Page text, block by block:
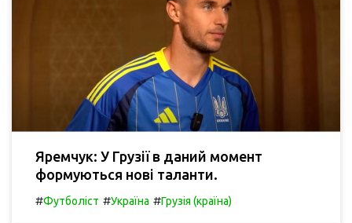
Яремчук: У Грузії в даний момент
формуються нові таланти.
#Футболіст #Україна #Грузія (країна)